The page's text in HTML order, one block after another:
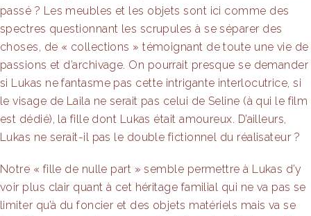
Panel
panel
panel
passé ? Les meubles et les objets sont ici comme des
spectres questionnant les scrupules à se séparer des
choses, de « collections » témoignant de toute une vie de
passions et d’archivage. On pourrait presque se demander
si Lukas ne fantasme pas cette intrigante interlocutrice, si
le visage de Laila ne serait pas celui de Seline (à qui le film
est dédié), la fille dont Lukas était amoureux. D’ailleurs,
Lukas ne serait-il pas le double fictionnel du réalisateur ?
Notre « fille de nulle part » semble permettre à Lukas d’y
voir plus clair quant à cet héritage familial qui ne va pas se
limiter qu’à du foncier et des objets matériels mais va se